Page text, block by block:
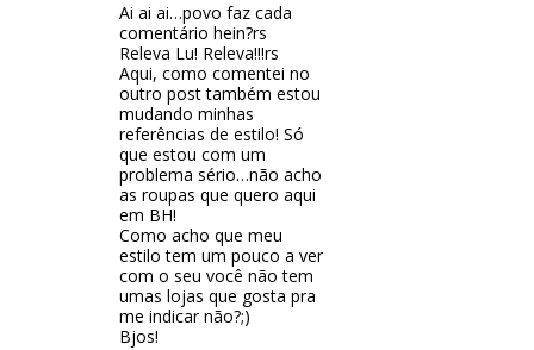
Ai ai ai…povo faz cada
comentário hein?rs
Releva Lu! Releva!!!rs
Aqui, como comentei no
outro post também estou
mudando minhas
referências de estilo! Só
que estou com um
problema sério…não acho
as roupas que quero aqui
em BH!
Como acho que meu
estilo tem um pouco a ver
com o seu você não tem
umas lojas que gosta pra
me indicar não?;)
Bjos!